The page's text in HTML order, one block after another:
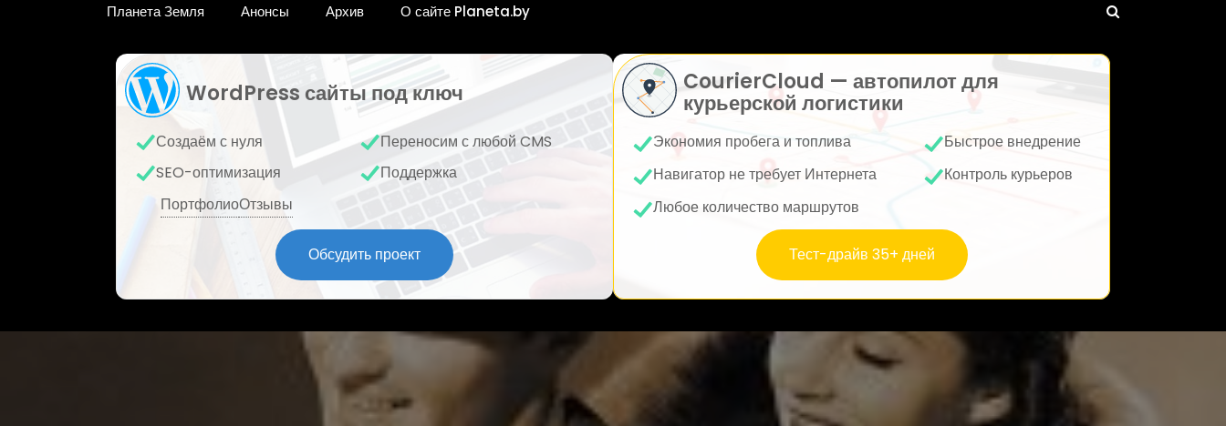
Планета Земля Анонсы Архив О сайте Planeta.by
WordPress сайты под ключ
Создаём с нуля
Переносим с любой CMS
SEO-оптимизация
Поддержка
ПортфолиоОтзывы
Обсудить проект
CourierCloud — автопилот для
курьерской логистики
Экономия пробега и топлива
Быстрое внедрение
Навигатор не требует Интернета
Контроль курьеров
Любое количество маршрутов
Тест-драйв 35+ дней